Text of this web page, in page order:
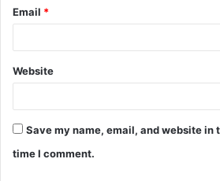
Email *
Website
Save my name, email, and website in
time I comment.